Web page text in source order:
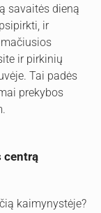
savaitės dieną
ir
ir pirkinių
Tai padės
prekybos
centrą
kaimynystėje?